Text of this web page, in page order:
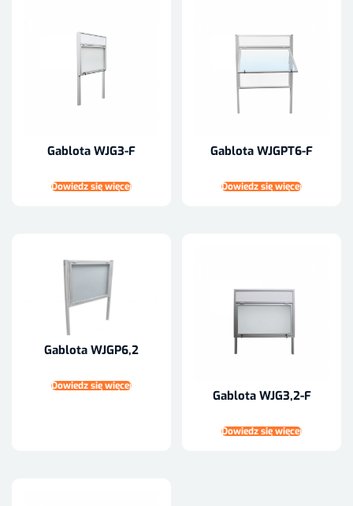
Gablota WJG3-F
Dowiedz się więcej
Gablota WJGPT6-F
Dowiedz się więcej
Gablota WJGP6,2
Dowiedz się więcej
Gablota WJG3,2-F
Dowiedz się więcej